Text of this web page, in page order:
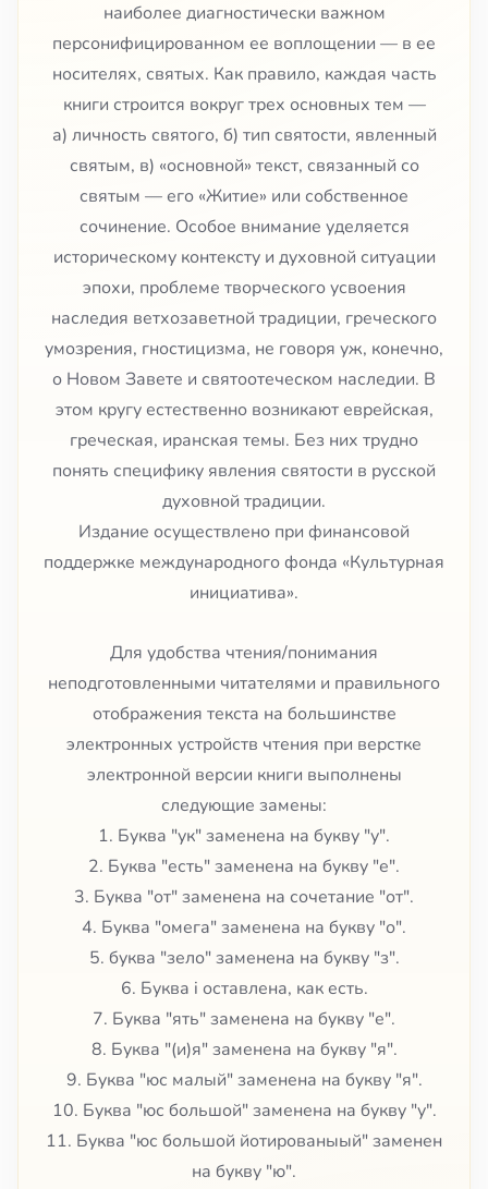
наиболее диагностически важном
персонифицированном ее воплощении — в ее
носителях, святых. Как правило, каждая часть
книги строится вокруг трех основных тем —
а) личность святого, б) тип святости, явленный
святым, в) «основной» текст, связанный со
святым — его «Житие» или собственное
сочинение. Особое внимание уделяется
историческому контексту и духовной ситуации
эпохи, проблеме творческого усвоения
наследия ветхозаветной традиции, греческого
умозрения, гностицизма, не говоря уж, конечно,
о Новом Завете и святоотеческом наследии. В
этом кругу естественно возникают еврейская,
греческая, иранская темы. Без них трудно
понять специфику явления святости в русской
духовной традиции.
Издание осуществлено при финансовой
поддержке международного фонда «Культурная
инициатива».
Для удобства чтения/понимания
неподготовленными читателями и правильного
отображения текста на большинстве
электронных устройств чтения при верстке
электронной версии книги выполнены
следующие замены:
1. Буква "ук" заменена на букву "у".
2. Буква "есть" заменена на букву "е".
3. Буква "от" заменена на сочетание "от".
4. Буква "омега" заменена на букву "о".
5. буква "зело" заменена на букву "з".
6. Буква i оставлена, как есть.
7. Буква "ять" заменена на букву "е".
8. Буква "(и)я" заменена на букву "я".
9. Буква "юс малый" заменена на букву "я".
10. Буква "юс большой" заменена на букву "у".
11. Буква "юс большой йотированыый" заменен
на букву "ю".